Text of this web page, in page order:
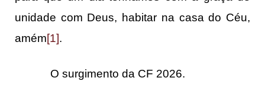
unidade com Deus, habitar na casa do Céu,
amém[1].
O surgimento da CF 2026.